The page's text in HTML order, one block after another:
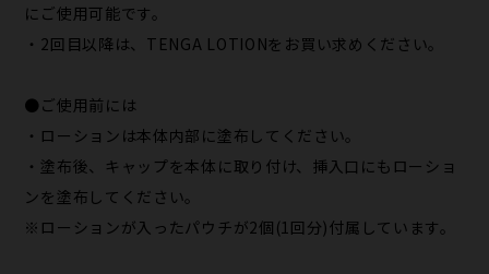
にご使用可能です。
・2回目以降は、TENGA LOTIONをお買い求めください。
●ご使用前には
・ローションは本体内部に塗布してください。
・塗布後、キャップを本体に取り付け、挿入口にもローショ
ンを塗布してください。
※ローションが入ったパウチが2個(1回分)付属しています。